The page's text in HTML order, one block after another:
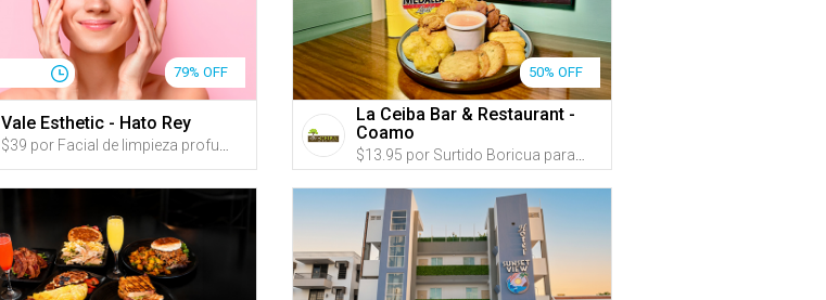
79% OFF
Vale Esthetic - Hato Rey
50% OFF
La Ceiba Bar & Restaurant -
Coamo